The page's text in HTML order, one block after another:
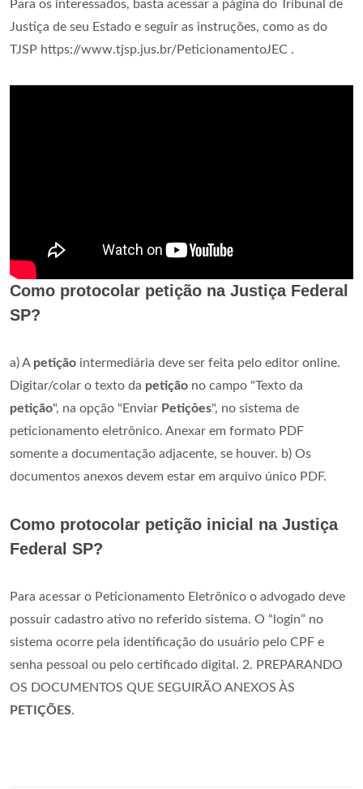
Para os interessados, basta acessar a página do Tribunal de
Justiça de seu Estado e seguir as instruções, como as do
TJSP https://www.tjsp.jus.br/PeticionamentoJEC .
Como protocolar petição na Justiça Federal
SP?
a) A petição intermediária deve ser feita pelo editor online.
Digitar/colar o texto da petição no campo "Texto da
petição", na opção "Enviar Petições", no sistema de
peticionamento eletrônico. Anexar em formato PDF
somente a documentação adjacente, se houver. b) Os
documentos anexos devem estar em arquivo único PDF.
Como protocolar petição inicial na Justiça
Federal SP?
Para acessar o Peticionamento Eletrônico o advogado deve
possuir cadastro ativo no referido sistema. O “login” no
sistema ocorre pela identificação do usuário pelo CPF e
senha pessoal ou pelo certificado digital. 2. PREPARANDO
OS DOCUMENTOS QUE SEGUIRÃO ANEXOS ÀS
PETIÇÕES.